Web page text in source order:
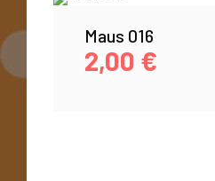
Maus 016
2,00 €